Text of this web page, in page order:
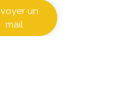
un
mail